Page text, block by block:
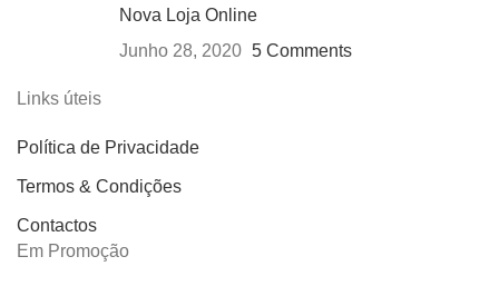
Nova Loja Online
Junho 28, 2020 5 Comments
Links úteis
Política de Privacidade
Termos & Condições
Contactos
Em Promoção